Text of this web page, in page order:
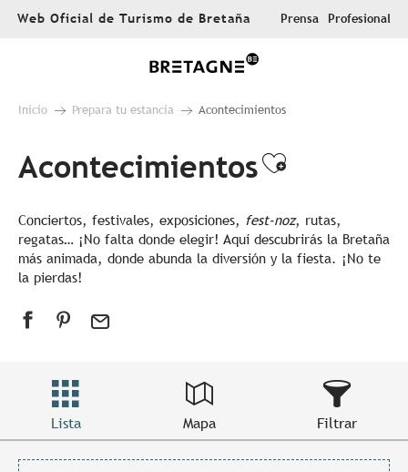
AllerWeb Oficial de Turismo de Bretaña Prensa Profesional
Inicio Prepara tu estancia Acontecimientos
AcontecimientosAjouter
Conciertos, festivales, exposiciones, fest-noz, rutas,
regatas… ¡No falta donde elegir! Aquí descubrirás la Bretaña
más animada, donde abunda la diversión y la fiesta. ¡No te
la pierdas!
Lista Mapa Filtrar